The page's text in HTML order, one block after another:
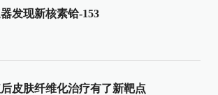
发现新核素铪-153
皮肤纤维化治疗有了新靶点